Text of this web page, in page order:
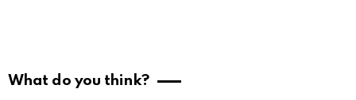
What do you think?